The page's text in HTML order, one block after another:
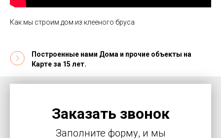
Как мы строим дом из клееного бруса
Построенные нами Дома и прочие объекты на
Карте за 15 лет.
Заказать звонок
Заполните форму, и мы